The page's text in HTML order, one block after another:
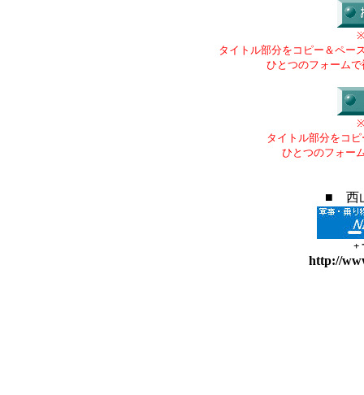
タイトル部分をコピー＆ペー
ひとつのフォーム
タイトル部分をコ
ひとつのフォー
■ 西
+
http://